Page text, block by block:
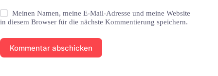
Meinen Namen, meine E-Mail-Adresse und meine Website
in diesem Browser für die nächste Kommentierung speichern.
Kommentar abschicken